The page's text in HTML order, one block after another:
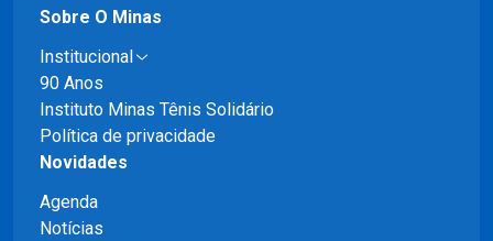
Sobre O Minas
Institucional
90 Anos
Instituto Minas Tênis Solidário
Política de privacidade
Novidades
Agenda
Notícias